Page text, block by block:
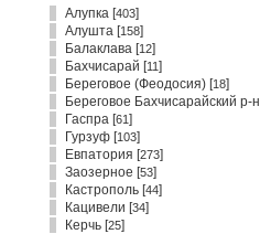
Алупка[403]
Алушта[158]
Балаклава[12]
Бахчисарай [11]
Береговое (Феодосия)[18]
Береговое Бахчисарайский р-н
Гаспра[61]
Гурзуф[103]
Евпатория [273]
Заозерное [53]
Кастрополь[44]
Кацивели [34]
Керчь[25]